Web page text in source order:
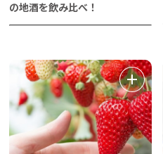
の地酒を飲み比べ！